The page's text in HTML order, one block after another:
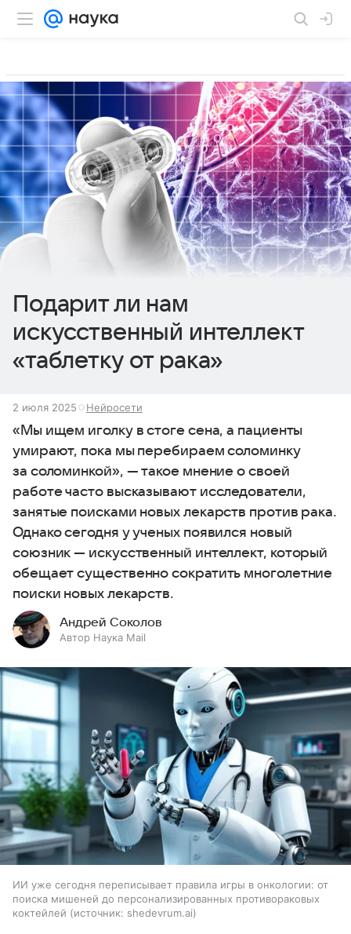
Подарит ли нам
искусственный интеллект
«таблетку от рака»
2 июля 2025 Нейросети
«Мы ищем иголку в стоге сена, а пациенты
умирают, пока мы перебираем соломинку
за соломинкой», — такое мнение о своей
работе часто высказывают исследователи,
занятые поисками новых лекарств против рака.
Однако сегодня у ученых появился новый
союзник — искусственный интеллект, который
обещает существенно сократить многолетние
поиски новых лекарств.
Андрей Соколов
Автор Наука Mail
ИИ уже сегодня переписывает правила игры в онкологии: от
поиска мишеней до персонализированных противораковых
коктейлей
источник: shedevrum.ai